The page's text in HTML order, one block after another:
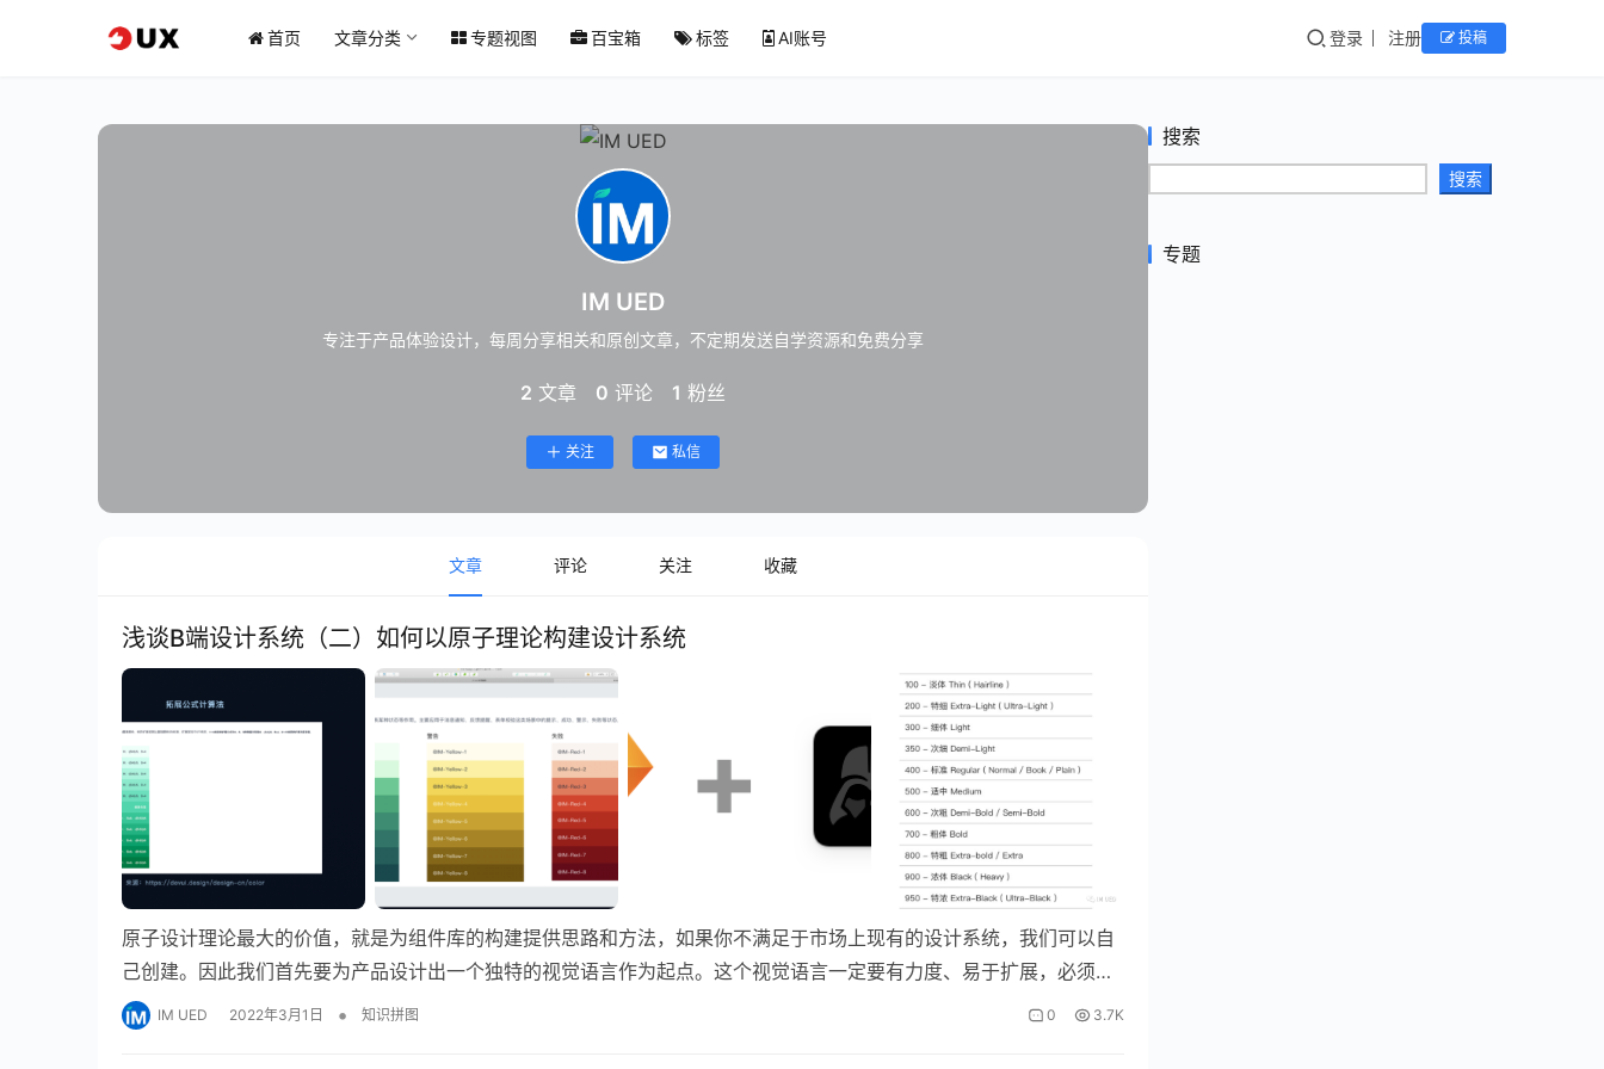
首页 文章分类 专题视图 百宝箱 标签 AI账号 登录 注册 投稿
IM UED
专注于产品体验设计，每周分享相关和原创文章，不定期发送自学资源和免费分享
2 文章 0 评论 1 粉丝
关注 私信
文章 评论 关注 收藏
浅谈B端设计系统（二）如何以原子理论构建设计系统
原子设计理论最大的价值，就是为组件库的构建提供思路和方法，如果你不满足于市场上现有的设计系统，我们可以自
己创建。因此我们首先要为产品设计出一个独特的视觉语言作为起点。这个视觉语言一定要有力度、易于扩展，必须能
在所有地方奏效！
接下来就以 Sketch Library 来实现工程化建设设计资产！
IM UED 2022年3月1日 • 知识拼图 0 3.7K
搜索
搜索
专题